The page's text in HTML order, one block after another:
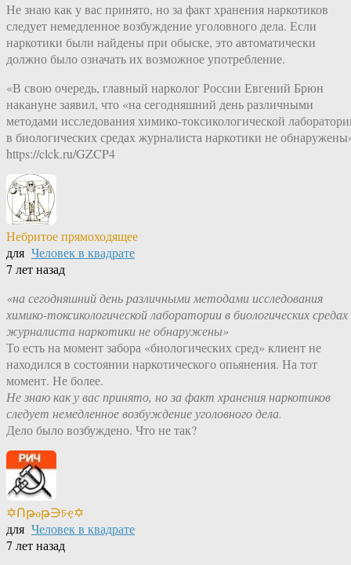
Не знаю как у вас принято, но за факт хранения наркотиков
следует немедленное возбуждение уголовного дела. Если
наркотики были найдены при обыске, это автоматически
должно было означать их возможное употребление.
«В свою очередь, главный нарколог России Евгений Брюн
накануне заявил, что «на сегодняшний день различными
методами исследования химико-токсикологической
в биологических средах журналиста наркотики не
https://clck.ru/GZCP4
Небритое прямоходящее
для Человек в квадрате
7 лет назад
«на сегодняшний день различными методами исследования
химико-токсикологической лаборатории в биологических средах
журналиста наркотики не обнаружены»
То есть на момент забора «биологических сред» клиент не
находился в состоянии наркотического опьянения. На тот
момент. Не более.
Не знаю как у вас принято, но за факт хранения наркотиков
следует немедленное возбуждение уголовного дела.
Дело было возбуждено. Что не так?
✡Ոթℴթ∋চҿ✡
для Человек в квадрате
7 лет назад